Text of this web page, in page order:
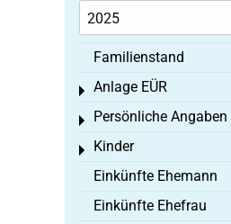
Familienstand
Anlage EÜR
Toggle menu
Persönliche Angaben
Toggle menu
Kinder
Toggle menu
Einkünfte Ehemann
Einkünfte Ehefrau